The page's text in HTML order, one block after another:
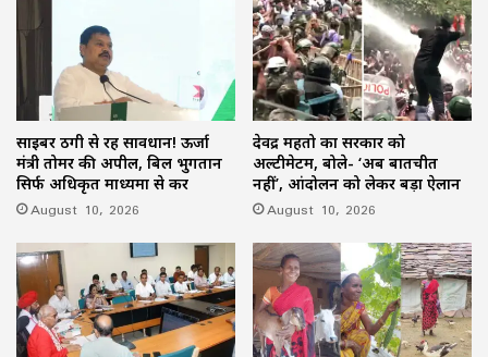
साइबर ठगी से रहें सावधान! ऊर्जा
मंत्री तोमर की अपील, बिल भुगतान
सिर्फ अधिकृत माध्यमों से करें
August 10, 2026
देवेंद्र महतो का सरकार को
अल्टीमेटम, बोले- ‘अब बातचीत
नहीं’, आंदोलन को लेकर बड़ा ऐलान
August 10, 2026